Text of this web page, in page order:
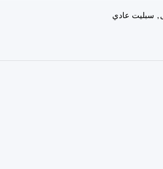
, سبليت عادي